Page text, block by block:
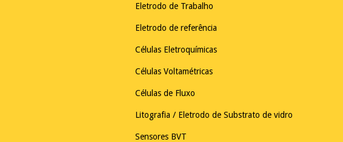
Eletrodo de Trabalho
Eletrodo de referência
Células Eletroquímicas
Células Voltamétricas
Células de Fluxo
Litografia / Eletrodo de Substrato de vidro
Sensores BVT